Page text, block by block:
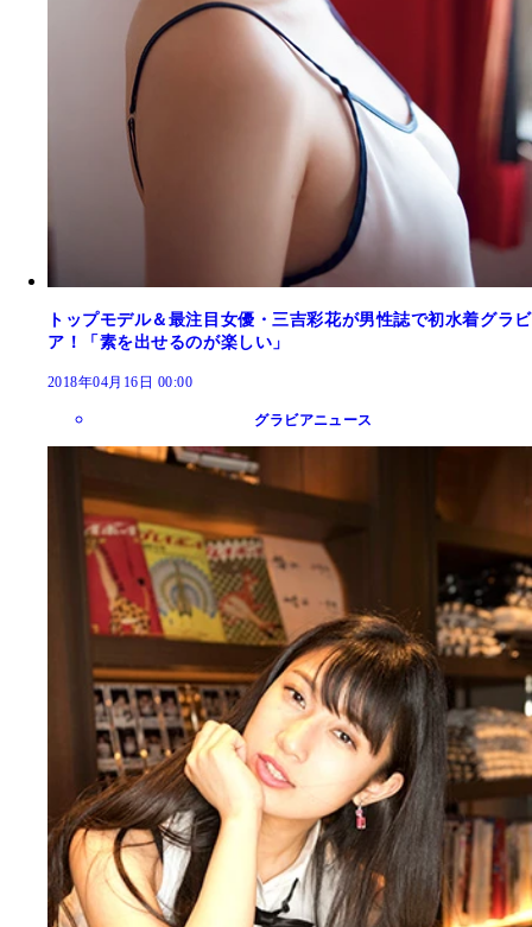
トップモデル＆最注目女優・三吉彩花が男性誌で初水着グラビ
ア！「素を出せるのが楽しい」
2018年04月16日 00:00
グラビアニュース